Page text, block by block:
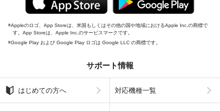
Appleのロゴ、App Storeは、米国もしくはその他の国や地域におけるApple Inc.の商標で
す。App Storeは、Apple Inc.のサービスマークです。
Google Play および Google Play ロゴは Google LLC の商標です。
サポート情報
はじめての方へ 対応機種一覧